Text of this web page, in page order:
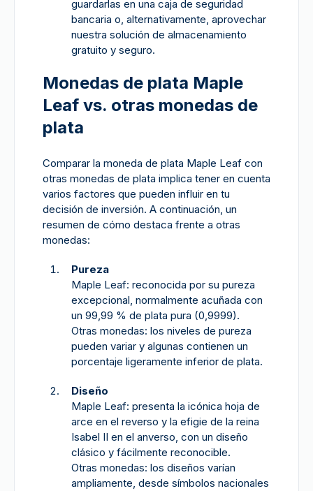
guardarlas en una caja de seguridad
bancaria o, alternativamente, aprovechar
nuestra solución de almacenamiento
gratuito y seguro.
Monedas de plata Maple
Leaf vs. otras monedas de
plata
Comparar la moneda de plata Maple Leaf con
otras monedas de plata implica tener en cuenta
varios factores que pueden influir en tu
decisión de inversión. A continuación, un
resumen de cómo destaca frente a otras
monedas:
Pureza
Maple Leaf: reconocida por su pureza
excepcional, normalmente acuñada con
un 99,99 % de plata pura (0,9999).
Otras monedas: los niveles de pureza
pueden variar y algunas contienen un
porcentaje ligeramente inferior de plata.
Diseño
Maple Leaf: presenta la icónica hoja de
arce en el reverso y la efigie de la reina
Isabel II en el anverso, con un diseño
clásico y fácilmente reconocible.
Otras monedas: los diseños varían
ampliamente, desde símbolos nacionales